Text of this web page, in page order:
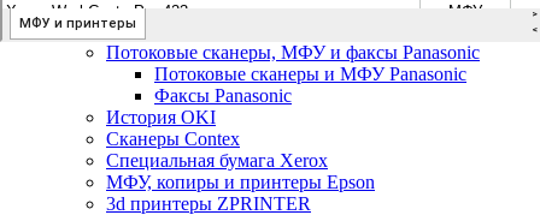
Ремонт и продажа копировальных аппаратов
Infotec
Потоковые сканеры, МФУ и факсы Panasonic
Потоковые сканеры и МФУ Panasonic
Факсы Panasonic
История OKI
Сканеры Contex
Специальная бумага Xerox
МФУ, копиры и принтеры Epson
3d принтеры ZPRINTER